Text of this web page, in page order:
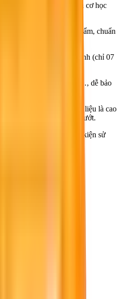
hóa chất, kháng mài mòn cơ học
toàn thực phẩm, dược phẩm, chuẩn
bám dính phát triển nhanh (chỉ 07
kháng vi sinh, nấm mốc…, dễ bảo
cao (khi tiếp xúc với vật liệu là cao
điều kiện bề mặt ẩm ướt.
(≥ 20 năm) trong điều kiện sử